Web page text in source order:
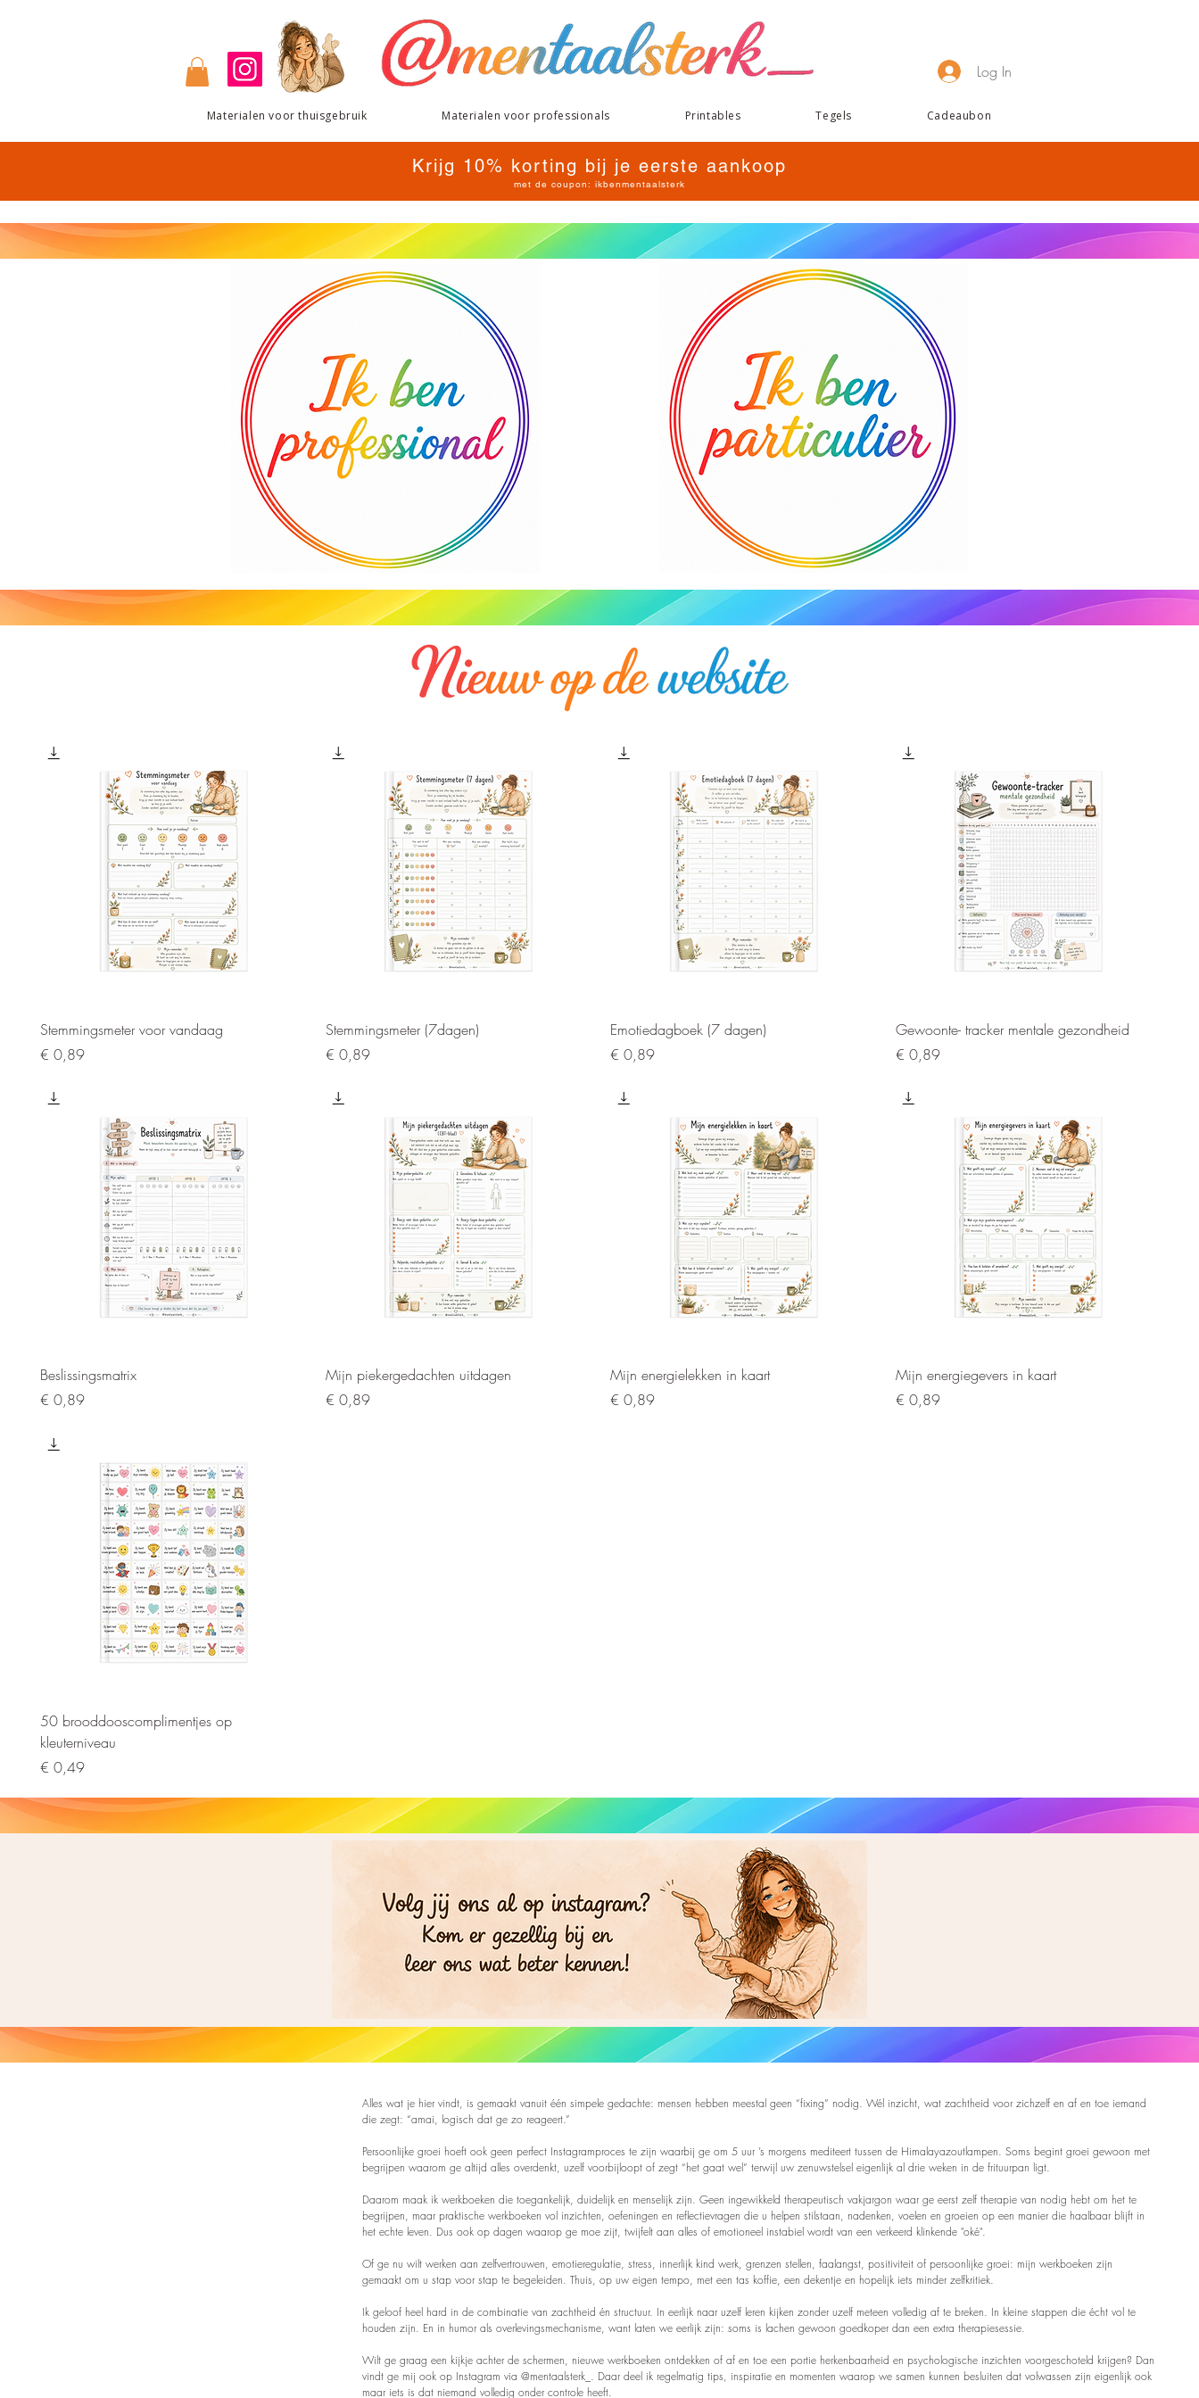
Log In
Materialen voor thuisgebruik Materialen voor professionals Printables Tegels Cadeaubon
Krijg 10% korting bij je eerste aankoop
met de coupon: ikbenmentaalsterk
Snel overzicht
Stemmingsmeter voor vandaag
Prijs
€ 0,89
Snel overzicht
Stemmingsmeter (7dagen)
Prijs
€ 0,89
Snel overzicht
Emotiedagboek (7 dagen)
Prijs
€ 0,89
Snel overzicht
Gewoonte- tracker mentale gezondheid
Prijs
€ 0,89
Beslissingsmatrix
Prijs
€ 0,89
Snel overzicht
Mijn piekergedachten uitdagen
Prijs
€ 0,89
Snel overzicht
Mijn energielekken in kaart
Prijs
€ 0,89
Snel overzicht
Mijn energiegevers in kaart
Prijs
€ 0,89
Snel overzicht
50 brooddooscomplimentjes op
kleuterniveau
Prijs
€ 0,49
Alles wat je hier vindt, is gemaakt vanuit één simpele gedachte: mensen hebben meestal geen “fixing” nodig. Wél inzicht, wat zachtheid voor zichzelf en af en toe iemand
die zegt: “amai, logisch dat ge zo reageert.”
Persoonlijke groei hoeft ook geen perfect Instagramproces te zijn waarbij ge om 5 uur ’s morgens mediteert tussen de Himalayazoutlampen. Soms begint groei gewoon met
begrijpen waarom ge altijd alles overdenkt, uzelf voorbijloopt of zegt “het gaat wel” terwijl uw zenuwstelsel eigenlijk al drie weken in de frituurpan ligt.
Daarom maak ik werkboeken die toegankelijk, duidelijk en menselijk zijn. Geen ingewikkeld therapeutisch vakjargon waar ge eerst zelf therapie van nodig hebt om het te
begrijpen, maar praktische werkboeken vol inzichten, oefeningen en reflectievragen die u helpen stilstaan, nadenken, voelen en groeien op een manier die haalbaar blijft in
het echte leven. Dus ook op dagen waarop ge moe zijt, twijfelt aan alles of emotioneel instabiel wordt van een verkeerd klinkende "oké".
Of ge nu wilt werken aan zelfvertrouwen, emotieregulatie, stress, innerlijk kind werk, grenzen stellen, faalangst, positiviteit of persoonlijke groei: mijn werkboeken zijn
gemaakt om u stap voor stap te begeleiden. Thuis, op uw eigen tempo, met een tas koffie, een dekentje en hopelijk iets minder zelfkritiek.
Ik geloof heel hard in de combinatie van zachtheid én structuur. In eerlijk naar uzelf leren kijken zonder uzelf meteen volledig af te breken. In kleine stappen die écht vol te
houden zijn. En in humor als overlevingsmechanisme, want laten we eerlijk zijn: soms is lachen gewoon goedkoper dan een extra therapiesessie.
Wilt ge graag een kijkje achter de schermen, nieuwe werkboeken ontdekken of af en toe een portie herkenbaarheid en psychologische inzichten voorgeschoteld krijgen? Dan
vindt ge mij ook op Instagram via @mentaalsterk_. Daar deel ik regelmatig tips, inspiratie en momenten waarop we samen kunnen besluiten dat volwassen zijn eigenlijk ook
maar iets is dat niemand volledig onder controle heeft.